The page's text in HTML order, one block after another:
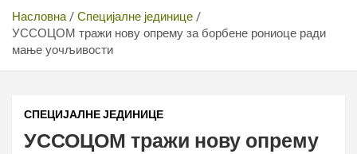
Насловна
Специјалне јединице
УССОЦОМ тражи нову опрему за борбене рониоце ради
мање уочљивости
СПЕЦИЈАЛНЕ ЈЕДИНИЦЕ
УССОЦОМ тражи нову опрему